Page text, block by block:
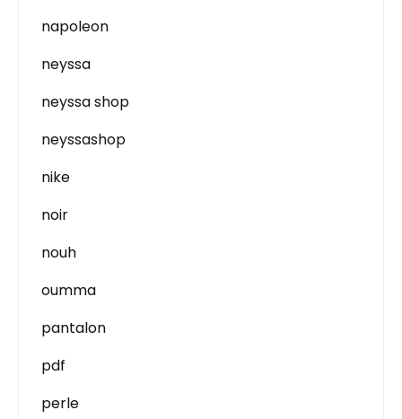
napoleon
neyssa
neyssa shop
neyssashop
nike
noir
nouh
oumma
pantalon
pdf
perle